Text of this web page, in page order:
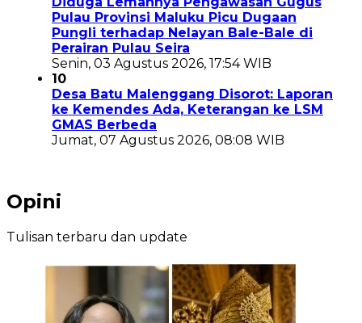
Pulau Provinsi Maluku Picu Dugaan
Pungli terhadap Nelayan Bale-Bale di
Perairan Pulau Seira
Senin, 03 Agustus 2026, 17:54 WIB
10
Desa Batu Malenggang Disorot: Laporan
ke Kemendes Ada, Keterangan ke LSM
GMAS Berbeda
Jumat, 07 Agustus 2026, 08:08 WIB
Opini
Tulisan terbaru dan update